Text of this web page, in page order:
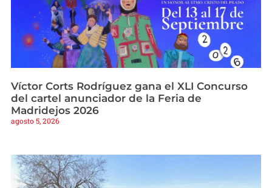
Víctor Corts Rodríguez gana el XLI Concurso
del cartel anunciador de la Feria de
Madridejos 2026
agosto 5, 2026